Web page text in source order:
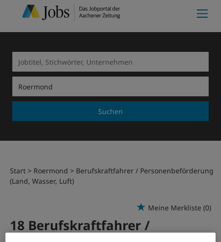
Suchen
Start Roermond
Berufskraftfahrer / Personenbeförderung
(Land, Wasser, Luft)
Meine Merkliste (0)
18 Berufskraftfahrer /